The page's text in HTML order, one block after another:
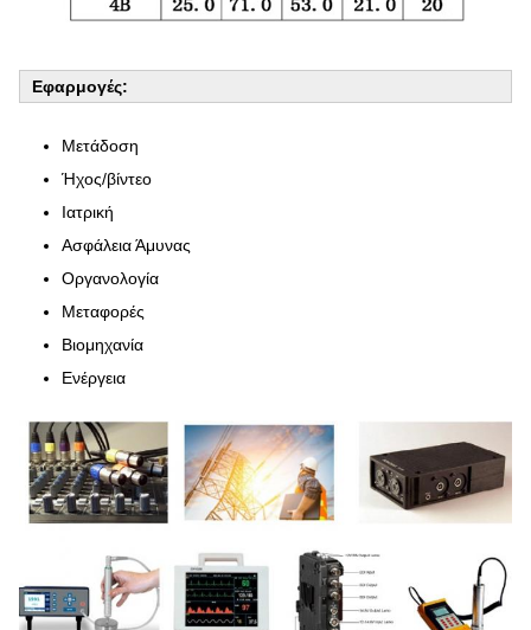
Εφαρμογές:
Μετάδοση
Ήχος/βίντεο
Ιατρική
Ασφάλεια Άμυνας
Οργανολογία
Μεταφορές
Βιομηχανία
Ενέργεια